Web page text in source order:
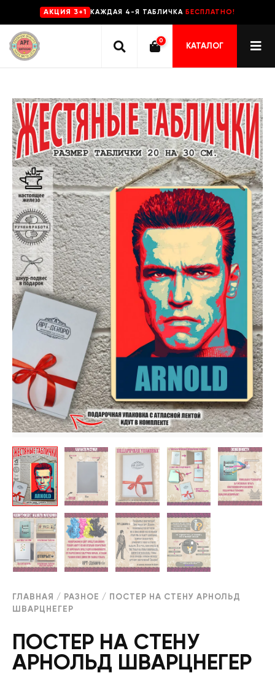
AKЦИЯ 3+1 КАЖДАЯ 4-Я ТАБЛИЧКА БЕСПЛАТНО!
0
КАТАЛОГ
ГЛАВНАЯ / РАЗНОЕ / ПОСТЕР НА СТЕНУ АРНОЛЬД
ШВАРЦНЕГЕР
ПОСТЕР НА СТЕНУ
АРНОЛЬД ШВАРЦНЕГЕР